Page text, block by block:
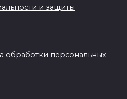
и защиты
обработки персональных